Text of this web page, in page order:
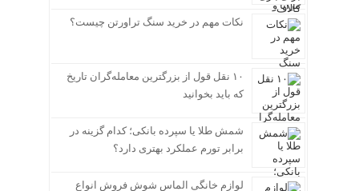
نکات مهم در خرید سنگ تراورتن چیست؟
۱۰ نقل قول از بزرگترین معامله‌گران تاریخ
که باید بخوانید
شمش طلا یا سپرده بانکی؛ کدام گزینه در
برابر تورم عملکرد بهتری دارد؟
لوازم خانگی الماس شوش فروش انواع